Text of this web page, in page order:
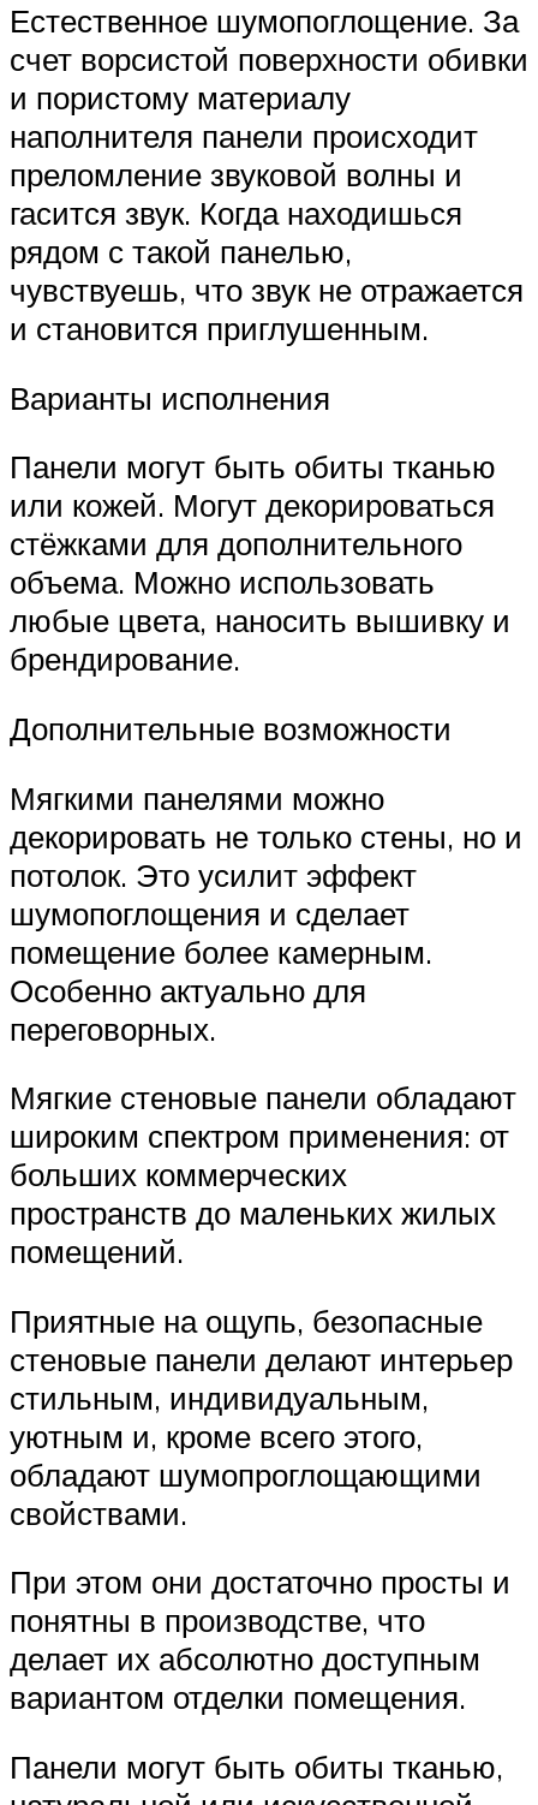
Естественное шумопоглощение. За
счет ворсистой поверхности обивки
и пористому материалу
наполнителя панели происходит
преломление звуковой волны и
гасится звук. Когда находишься
рядом с такой панелью,
чувствуешь, что звук не отражается
и становится приглушенным.
Варианты исполнения
Панели могут быть обиты тканью
или кожей. Могут декорироваться
стёжками для дополнительного
объема. Можно использовать
любые цвета, наносить вышивку и
брендирование.
Дополнительные возможности
Мягкими панелями можно
декорировать не только стены, но и
потолок. Это усилит эффект
шумопоглощения и сделает
помещение более камерным.
Особенно актуально для
переговорных.
Мягкие стеновые панели обладают
широким спектром применения: от
больших коммерческих
пространств до маленьких жилых
помещений.
Приятные на ощупь, безопасные
стеновые панели делают интерьер
стильным, индивидуальным,
уютным и, кроме всего этого,
обладают шумопроглощающими
свойствами.
При этом они достаточно просты и
понятны в производстве, что
делает их абсолютно доступным
вариантом отделки помещения.
Панели могут быть обиты тканью,